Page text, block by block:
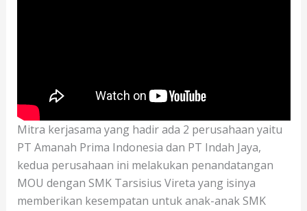
Mitra kerjasama yang hadir ada 2 perusahaan yaitu
PT Amanah Prima Indonesia dan PT Indah Jaya,
kedua perusahaan ini melakukan penandatangan
MOU dengan SMK Tarsisius Vireta yang isinya
memberikan kesempatan untuk anak-anak SMK